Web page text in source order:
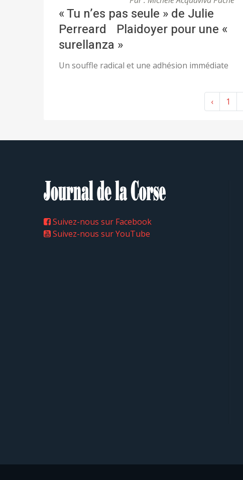
« Tu n’es pas seule » de Julie
Perreard Plaidoyer pour une «
surellanza »
Un souffle radical et une adhésion immédiate
‹ 1
Suivez-nous sur Facebook
Suivez-nous sur YouTube